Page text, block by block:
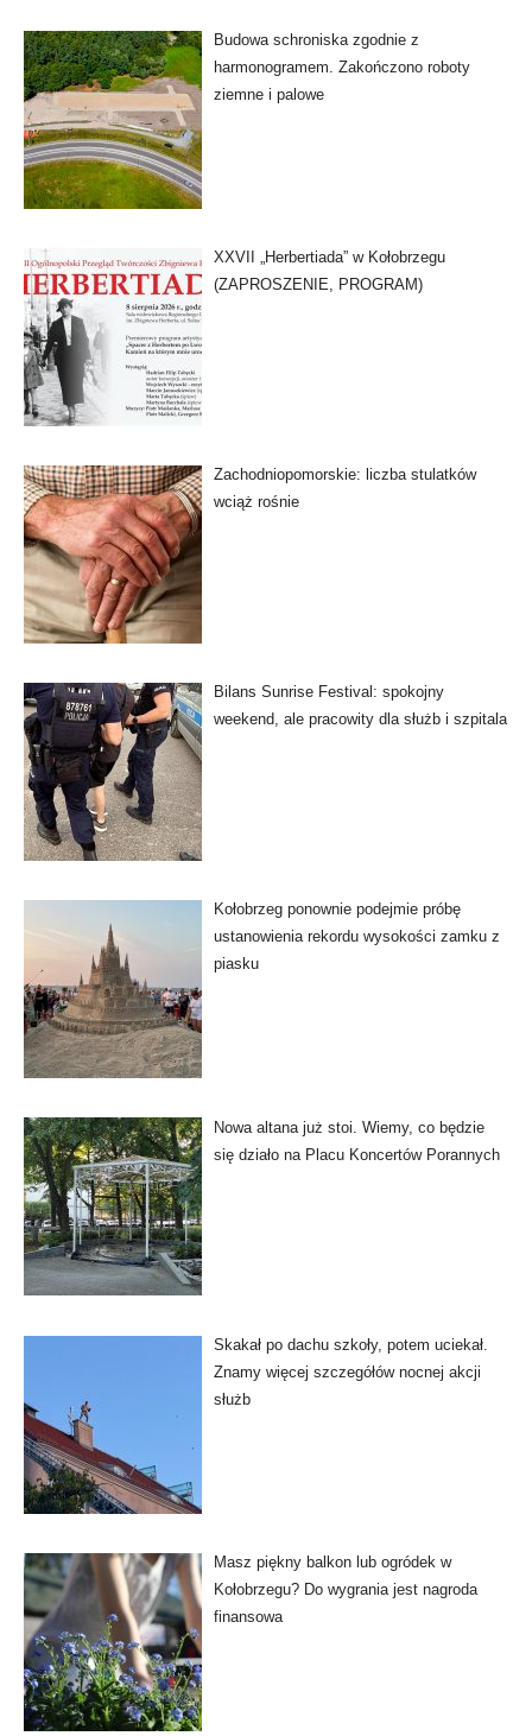
Budowa schroniska zgodnie z
harmonogramem. Zakończono roboty
ziemne i palowe
XXVII „Herbertiada” w Kołobrzegu
(ZAPROSZENIE, PROGRAM)
Zachodniopomorskie: liczba stulatków
wciąż rośnie
Bilans Sunrise Festival: spokojny
weekend, ale pracowity dla służb i szpitala
Kołobrzeg ponownie podejmie próbę
ustanowienia rekordu wysokości zamku z
piasku
Nowa altana już stoi. Wiemy, co będzie
się działo na Placu Koncertów Porannych
Skakał po dachu szkoły, potem uciekał.
Znamy więcej szczegółów nocnej akcji
służb
Masz piękny balkon lub ogródek w
Kołobrzegu? Do wygrania jest nagroda
finansowa